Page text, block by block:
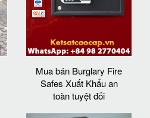
Mua bán Burglary Fire
Safes Xuất Khẩu an
toàn tuyệt đối